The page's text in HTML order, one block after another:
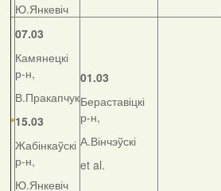
Ю.Янкевіч
07.03
Камянецкі
р-н,
В.Пракапчук
15.03
Жабінкаўскі
р-н,
Ю.Янкевіч
01.03
Бераставіцкі
р-н,
А.Вінчэўскі
et al.